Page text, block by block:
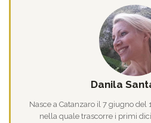
Danila
Nasce a Catanzaro il 7 giugno del
nella quale trascorre i primi